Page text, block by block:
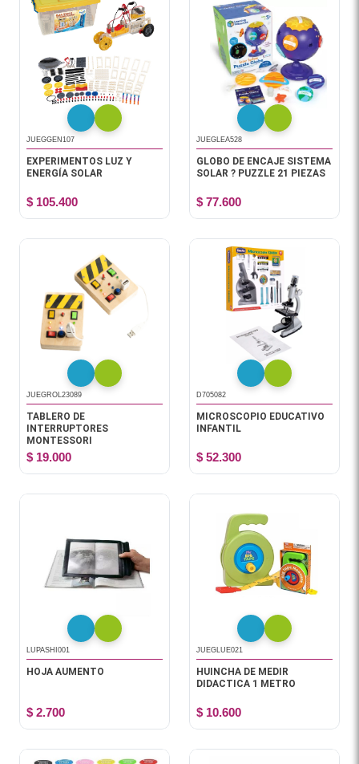
JUEGGEN107
EXPERIMENTOS LUZ Y
ENERGÍA SOLAR
$ 105.400
JUEGLEA528
GLOBO DE ENCAJE SISTEMA
SOLAR ? PUZZLE 21 PIEZAS
$ 77.600
JUEGROL23089
TABLERO DE
INTERRUPTORES
MONTESSORI
$ 19.000
D705082
MICROSCOPIO EDUCATIVO
INFANTIL
$ 52.300
LUPASHI001
HOJA AUMENTO
$ 2.700
JUEGLUE021
HUINCHA DE MEDIR
DIDACTICA 1 METRO
$ 10.600